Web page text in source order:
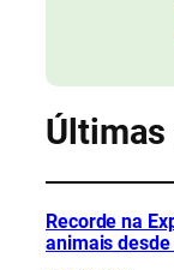
Recorde na
animais